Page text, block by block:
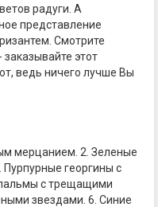
радуги. А
представление
Смотрите
этот
ведь ничего лучше Вы
мерцанием. 2. Зеленые
георгины с
с трещащими
звездами. 6. Синие